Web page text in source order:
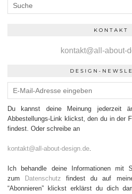
KONTAKT
kontakt@all-about-
DESIGN-
Du kannst deine Meinung jederzeit
Abbestellungs-Link klickst, den du in der
findest. Oder schreibe an
kontakt@all-about-design.de.
Ich behandle deine Informationen mit
zum
Datenschutz findest du auf
“Abonnieren” klickst erklärst du dich